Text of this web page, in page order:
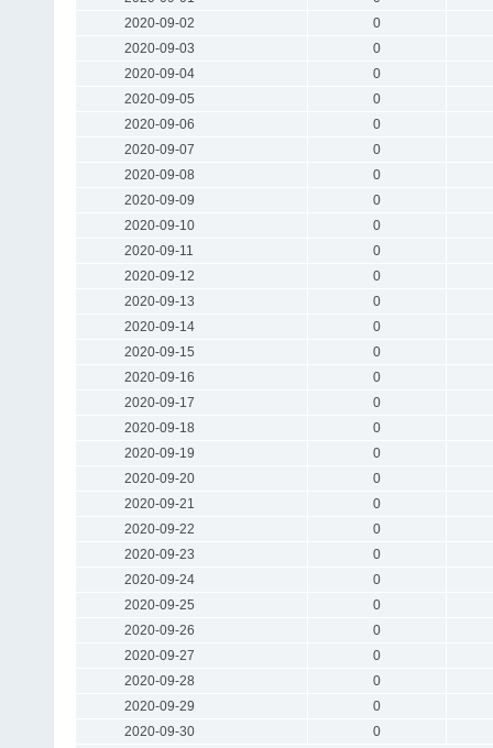
2020-09-02
0
2020-09-03
0
2020-09-04
0
2020-09-05
0
2020-09-06
0
2020-09-07
0
2020-09-08
0
2020-09-09
0
2020-09-10
0
2020-09-11
0
2020-09-12
0
2020-09-13
0
2020-09-14
0
2020-09-15
0
2020-09-16
0
2020-09-17
0
2020-09-18
0
2020-09-19
0
2020-09-20
0
2020-09-21
0
2020-09-22
0
2020-09-23
0
2020-09-24
0
2020-09-25
0
2020-09-26
0
2020-09-27
0
2020-09-28
0
2020-09-29
0
2020-09-30
0